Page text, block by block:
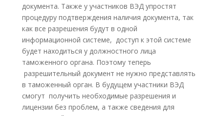
документа. Также у участников ВЭД упростят
процедуру подтверждения наличия документа, так
как все разрешения будут в одной
информационной системе, доступ к этой системе
будет находиться у должностного лица
таможенного органа. Поэтому теперь
разрешительный документ не нужно представлять
в таможенный орган. В будущем участники ВЭД
смогут получить необходимые разрешения и
лицензии без проблем, а также сведения для